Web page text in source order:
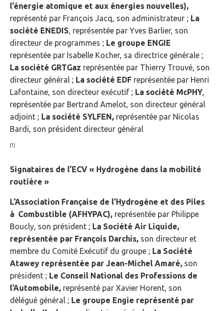
l’énergie atomique et aux énergies nouvelles),
représenté par François Jacq, son administrateur ; La
société ENEDIS , représentée par Yves Barlier, son
directeur de programmes ; Le groupe ENGIE
représentée par Isabelle Kocher, sa directrice générale ;
La société GRTGaz représentée par Thierry Trouvé, son
directeur général ; La société EDF représentée par Henri
Lafontaine, son directeur exécutif ; La société McPHY,
représentée par Bertrand Amelot, son directeur général
adjoint ; La société SYLFEN, représentée par Nicolas
Bardi, son président directeur général
[1]
Signataires de l’ECV « Hydrogène dans la mobilité
routière »
L’Association Française de l’Hydrogène et des Piles
à Combustible (AFHYPAC), représentée par Philippe
Boucly, son président ; La Société Air Liquide,
représentée par François Darchis, son directeur et
membre du Comité Exécutif du groupe ; La Société
Atawey représentée par Jean-Michel Amaré, son
président ; Le Conseil National des Professions de
l’Automobile, représenté par Xavier Horent, son
délégué général ; Le groupe Engie représenté par